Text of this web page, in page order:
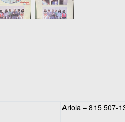
Ariola – 815 507-